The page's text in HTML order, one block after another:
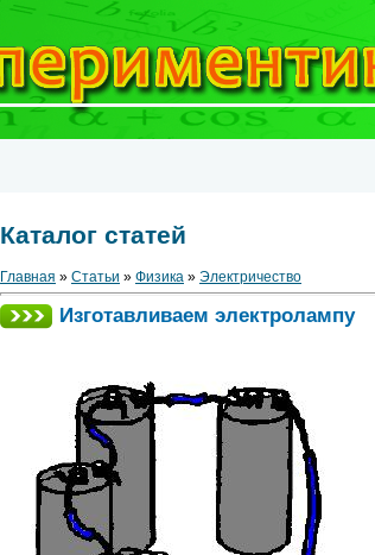
Каталог статей
Главная » Статьи » Физика » Электричество
Изготавливаем электролампу